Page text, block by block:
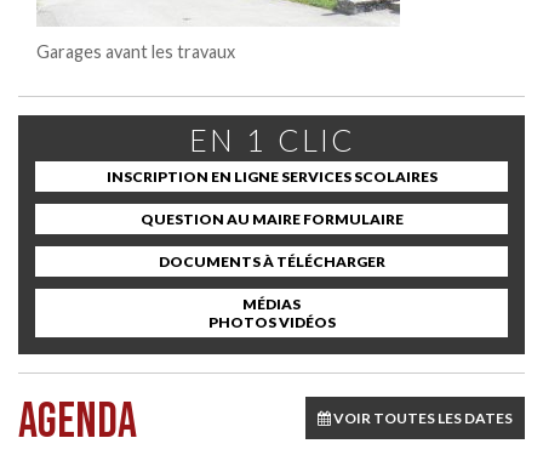
Garages avant les travaux
EN 1 CLIC
INSCRIPTION EN LIGNE SERVICES SCOLAIRES
QUESTION AU MAIRE FORMULAIRE
DOCUMENTS À TÉLÉCHARGER
MÉDIAS
PHOTOS VIDÉOS
AGENDA VOIR TOUTES LES DATES